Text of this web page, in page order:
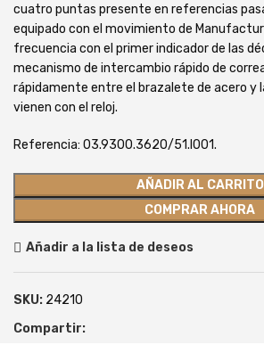
cuatro puntas presente en referencias
equipado con el movimiento de
frecuencia con el primer indicador de las
mecanismo de intercambio rápido de
rápidamente entre el brazalete de acero y
vienen con el reloj.
Referencia: 03.9300.3620/51.I001.
AÑADIR AL CARRITO
COMPRAR AHORA
Añadir a la lista de deseos
SKU: 24210
Compartir: